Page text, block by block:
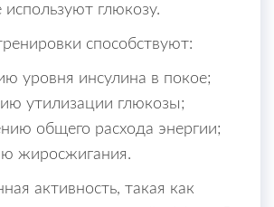
глюкозу.
способствуют:
уровня инсулина в покое;
утилизации глюкозы;
общего расхода энергии;
жиросжигания.
активность, такая как